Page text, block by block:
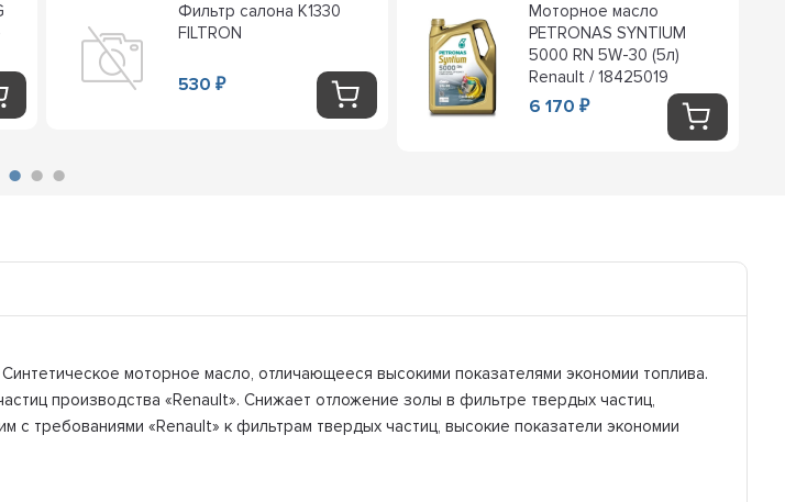
Фильтр салона K1330
FILTRON
530₽
Моторное масло
PETRONAS SYNTIUM
5000 RN 5W-30 (5л)
Renault / 18425019
6 170₽
моторное масло, отличающееся высокими показателями экономии топлива.
производства «Renault». Снижает отложение золы в фильтре твердых частиц,
требованиями «Renault» к фильтрам твердых частиц, высокие показатели экономии